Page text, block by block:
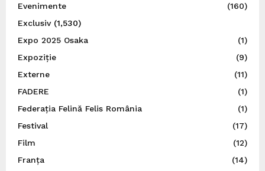
Evenimente
(160)
Exclusiv(1,530)
Expo 2025 Osaka
(1)
Expoziție
(9)
Externe
(11)
FADERE
(1)
Federația Felină Felis România
(1)
Festival
(17)
Film
(12)
Franța
(14)